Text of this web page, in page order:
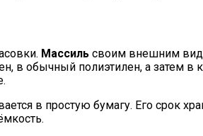
Массиль своим внешним
обычный полиэтилен, а затем в
в простую бумагу. Его срок